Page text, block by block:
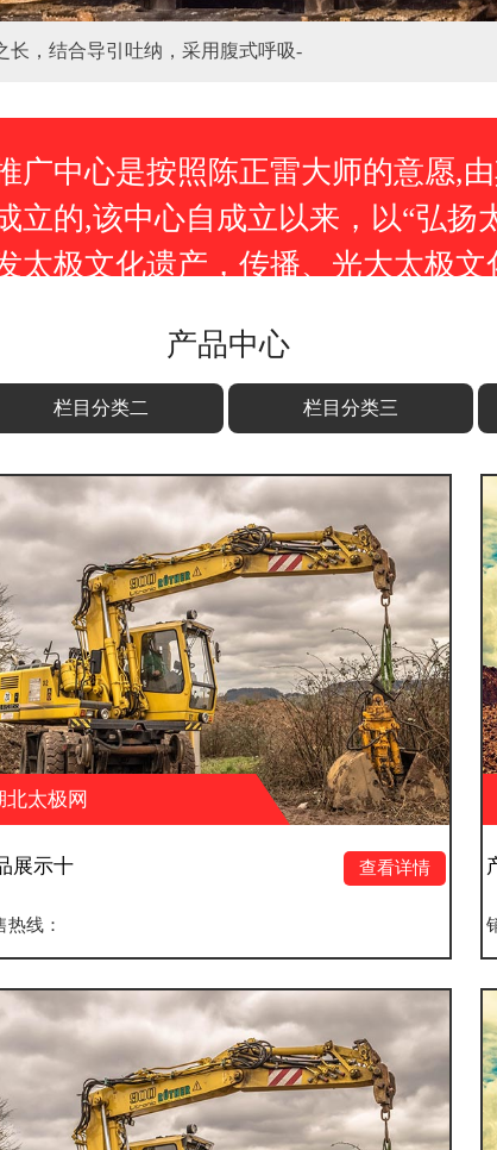
长，结合导引吐纳，采用腹式呼吸-
广中心是按照陈正雷大师的意愿,
立的,该中心自成立以来，以“弘扬
太极文化遗产，传播、光大太极文
产品中心
栏目分类二 栏目分类三
湖北太极网
产品展示九